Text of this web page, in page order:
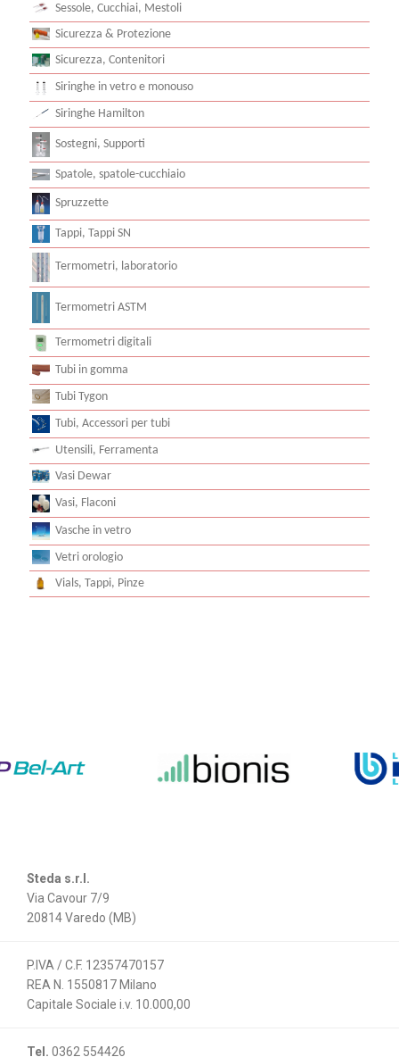
Sessole, Cucchiai, Mestoli
Sicurezza & Protezione
Sicurezza, Contenitori
Siringhe in vetro e monouso
Siringhe Hamilton
Sostegni, Supporti
Spatole, spatole-cucchiaio
Spruzzette
Tappi, Tappi SN
Termometri, laboratorio
Termometri ASTM
Termometri digitali
Tubi in gomma
Tubi Tygon
Tubi, Accessori per tubi
Utensili, Ferramenta
Vasi Dewar
Vasi, Flaconi
Vasche in vetro
Vetri orologio
Vials, Tappi, Pinze
Steda s.r.l.
Via Cavour 7/9
20814 Varedo (MB)
P.IVA / C.F. 12357470157
REA N. 1550817 Milano
Capitale Sociale i.v. 10.000,00
Tel. 0362 554426